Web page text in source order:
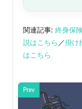
関連記事: 終身保
説はこちら ／掛け
はこちら
Prev